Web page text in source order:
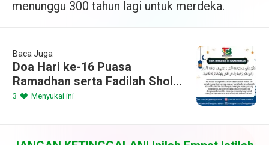
menunggu 300 tahun lagi untuk merdeka.
Baca Juga
Doa Hari ke-16 Puasa
Ramadhan serta Fadilah Sholat
Tarawih Malam 16
3 Menyukai ini